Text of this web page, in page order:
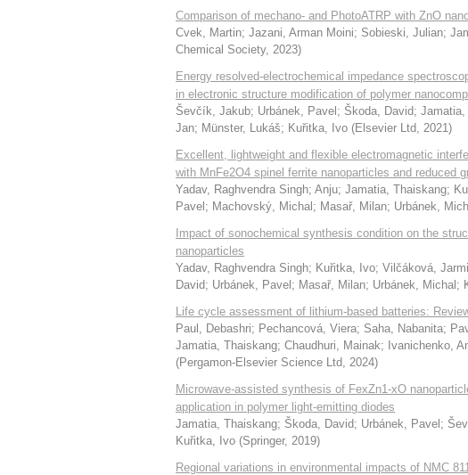
Comparison of mechano- and PhotoATRP with ZnO
Cvek, Martin; Jazani, Arman Moini; Sobieski, Julian;
Chemical Society, 2023)
Energy resolved-electrochemical impedance
in electronic structure modification of polymer
Ševčík, Jakub; Urbánek, Pavel ; Škoda, David; Jamatia,
Jan; Münster, Lukáš; Kuřitka, Ivo (Elsevier Ltd, 2021)
Excellent, lightweight and flexible electromagnetic
with MnFe2O4 spinel ferrite nanoparticles and reduced
Yadav, Raghvendra Singh; Anju; Jamatia, Thaiskang;
Pavel ; Machovský, Michal ; Masař, Milan; Urbánek,
Impact of sonochemical synthesis condition on the
nanoparticles
Yadav, Raghvendra Singh; Kuřitka, Ivo; Vilčáková,
David; Urbánek, Pavel ; Masař, Milan; Urbánek, Michal ;
Life cycle assessment of lithium-based batteries:
Paul, Debashri; Pechancová, Viera; Saha, Nabanita;
Jamatia, Thaiskang; Chaudhuri, Mainak; Ivanichenko,
(Pergamon-Elsevier Science Ltd, 2024)
Microwave-assisted synthesis of FexZn1-xO
application in polymer light-emitting diodes
Jamatia, Thaiskang; Škoda, David; Urbánek, Pavel ;
Kuřitka, Ivo (Springer, 2019)
Regional variations in environmental impacts of NMC